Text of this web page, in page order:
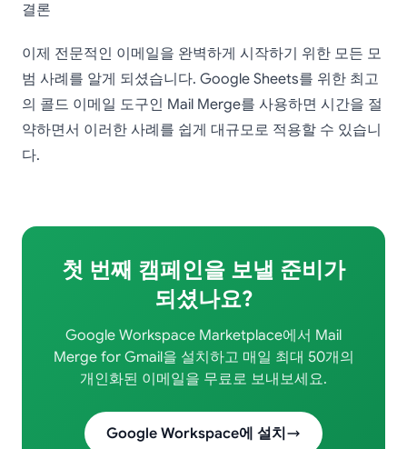
결론
이제 전문적인 이메일을 완벽하게 시작하기 위한 모든 모
범 사례를 알게 되셨습니다. Google Sheets를 위한 최고
의 콜드 이메일 도구인 Mail Merge를 사용하면 시간을 절
약하면서 이러한 사례를 쉽게 대규모로 적용할 수 있습니
다.
첫 번째 캠페인을 보낼 준비가
되셨나요?
Google Workspace Marketplace에서 Mail
Merge for Gmail을 설치하고 매일 최대 50개의
개인화된 이메일을 무료로 보내보세요.
Google Workspace에 설치